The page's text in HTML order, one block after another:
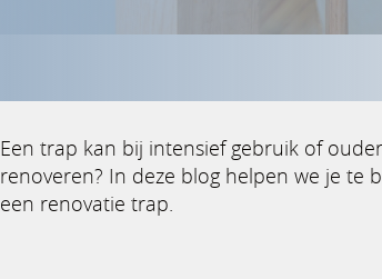
Een trap kan bij intensief gebruik of
renoveren? In deze blog helpen we je te
een renovatie trap.